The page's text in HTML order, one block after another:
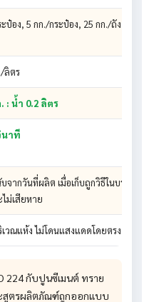
ป๋อง, 5 กก./กระป๋อง, 25 กก./ถัง
ลิตร
: น้ำ 0.2 ลิตร
นาที
บจากวันที่ผลิต เมื่อเก็บถูกวิธีในบรรจุภัณฑ์
ม่เสียหาย
เวณแห้ง ไม่โดนแสงแดดโดยตรง
224 กับปูนซีเมนต์ ทราย
สูตรผลิตภัณฑ์ถูกออกแบบ